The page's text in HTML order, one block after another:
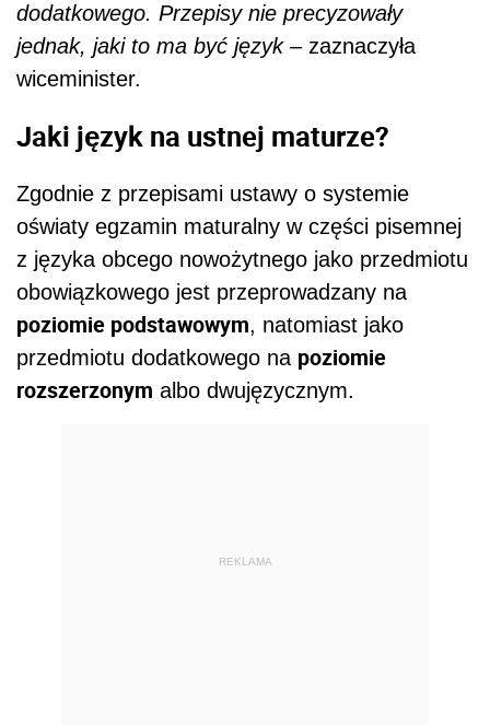
dodatkowego. Przepisy nie precyzowały
jednak, jaki to ma być język –zaznaczyła
wiceminister.
Jaki język na ustnej maturze?
Zgodnie z przepisami ustawy o systemie
oświaty egzamin maturalny w części pisemnej
z języka obcego nowożytnego jako przedmiotu
obowiązkowego jest przeprowadzany na
poziomie podstawowym, natomiast jako
przedmiotu dodatkowego na poziomie
rozszerzonym albo dwujęzycznym.
REKLAMA